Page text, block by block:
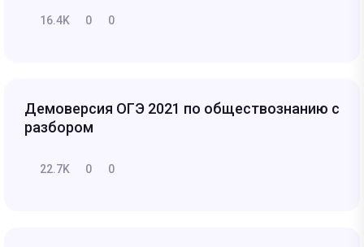
16.4K 0 0
Демоверсия ОГЭ 2021 по обществознанию с
разбором
22.7K 0 0